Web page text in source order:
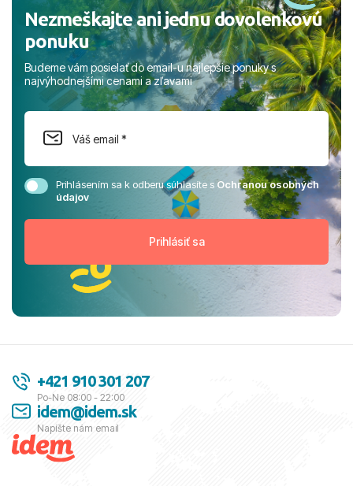
Nezmeškajte ani jednu dovolenkovú
ponuku
Budeme vám posielať do email-u najlepšie ponuky s
najvýhodnejšími cenami a zľavami
Prihlásením sa k odberu súhlasíte sOchranou osobných
údajov
+421 910 301 207
Po-Ne 08:00 - 22:00
idem@idem.sk
Napíšte nám email